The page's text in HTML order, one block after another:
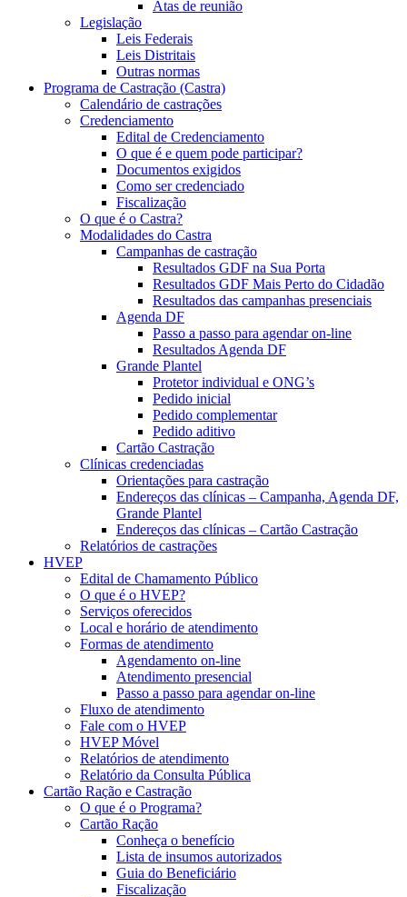
Atas de reunião
Legislação
Leis Federais
Leis Distritais
Outras normas
Programa de Castração (Castra)
Calendário de castrações
Credenciamento
Edital de Credenciamento
O que é e quem pode participar?
Documentos exigidos
Como ser credenciado
Fiscalização
O que é o Castra?
Modalidades do Castra
Campanhas de castração
Resultados GDF na Sua Porta
Resultados GDF Mais Perto do Cidadão
Resultados das campanhas presenciais
Agenda DF
Passo a passo para agendar on-line
Resultados Agenda DF
Grande Plantel
Protetor individual e ONG’s
Pedido inicial
Pedido complementar
Pedido aditivo
Cartão Castração
Clínicas credenciadas
Orientações para castração
Endereços das clínicas – Campanha, Agenda DF,
Grande Plantel
Endereços das clínicas – Cartão Castração
Relatórios de castrações
HVEP
Edital de Chamamento Público
O que é o HVEP?
Serviços oferecidos
Local e horário de atendimento
Formas de atendimento
Agendamento on-line
Atendimento presencial
Passo a passo para agendar on-line
Fluxo de atendimento
Fale com o HVEP
HVEP Móvel
Relatórios de atendimento
Relatório da Consulta Pública
Cartão Ração e Castração
O que é o Programa?
Cartão Ração
Conheça o benefício
Lista de insumos autorizados
Guia do Beneficiário
Fiscalização